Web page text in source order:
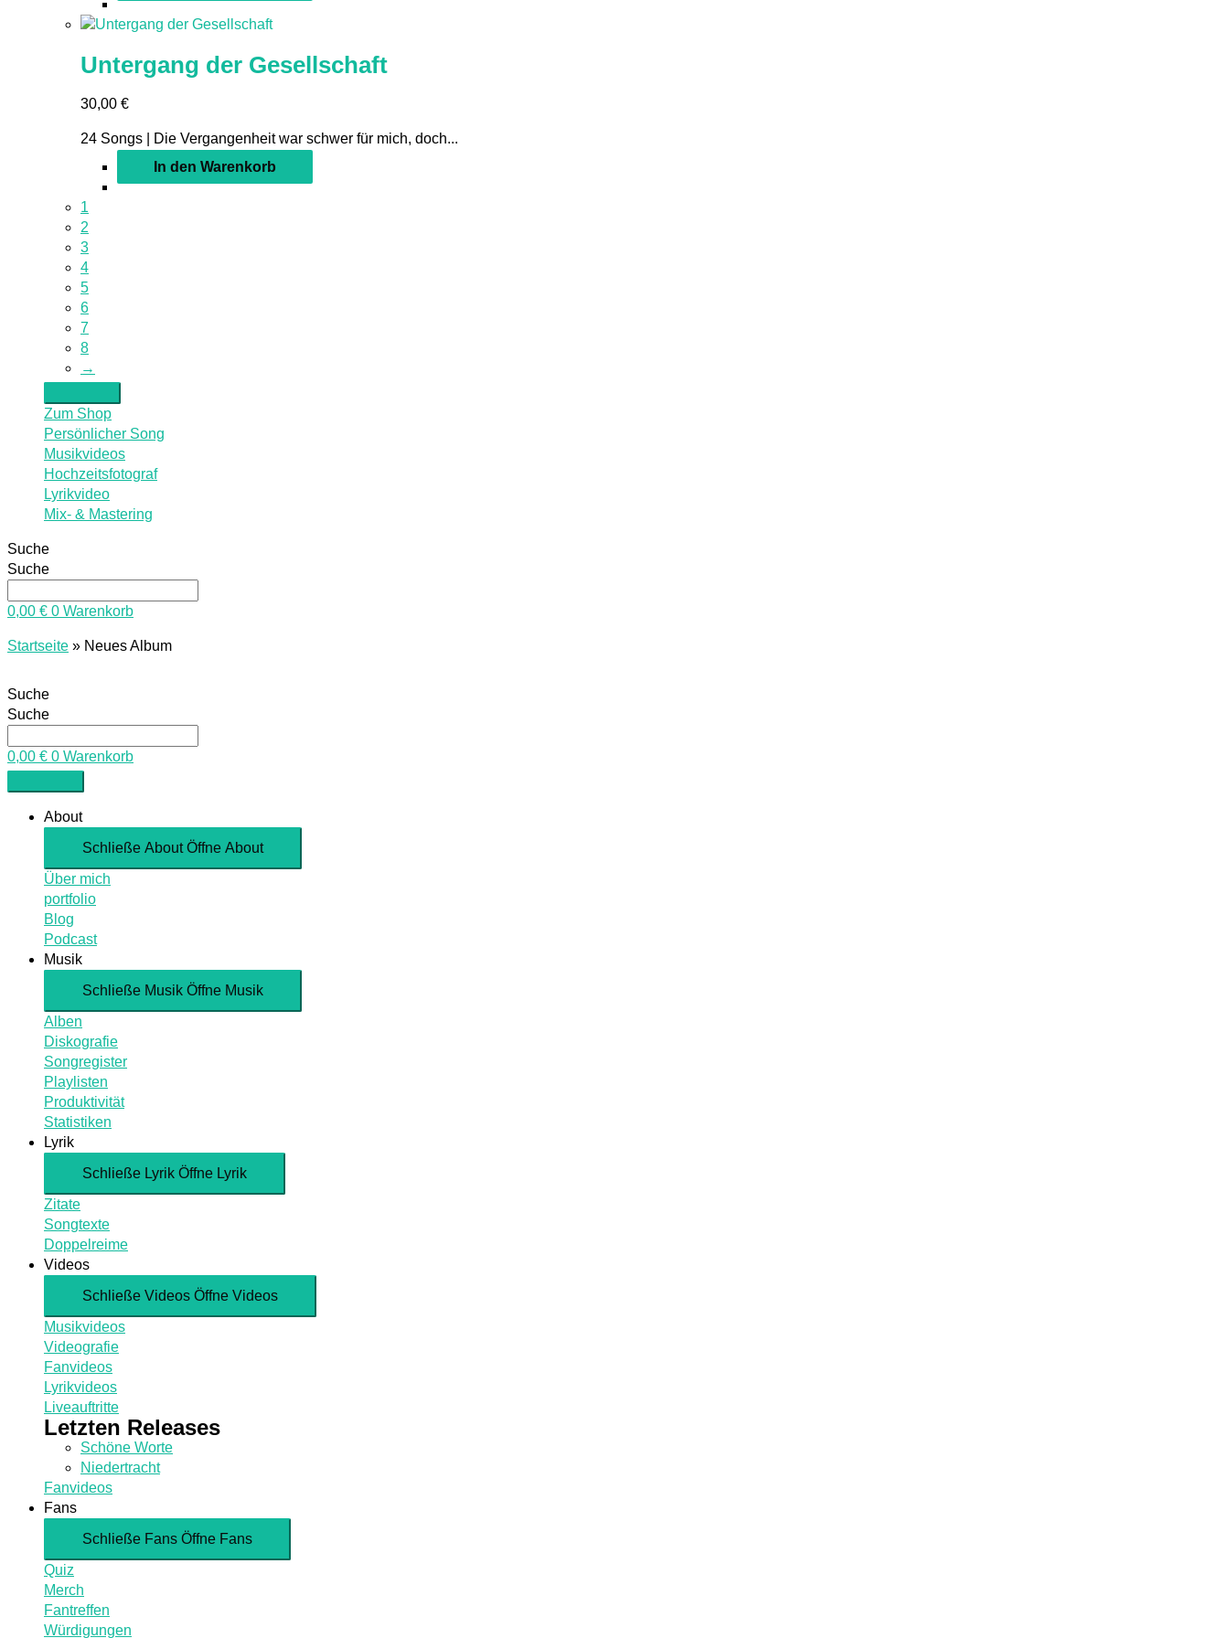
Untergang der Gesellschaft
30,00 €
24 Songs | Die Vergangenheit war schwer für mich, doch...
In den Warenkorb
1
2
3
4
5
6
7
8
→
Zum Shop
Persönlicher Song
Musikvideos
Hochzeitsfotograf
Lyrikvideo
Mix- & Mastering
Suche
Suche
0,00 € 0 Warenkorb
Startseite » Neues Album
Suche
Suche
0,00 € 0 Warenkorb
About
Schließe About Öffne About
Über mich
portfolio
Blog
Podcast
Musik
Schließe Musik Öffne Musik
Alben
Diskografie
Songregister
Playlisten
Produktivität
Statistiken
Lyrik
Schließe Lyrik Öffne Lyrik
Zitate
Songtexte
Doppelreime
Videos
Schließe Videos Öffne Videos
Musikvideos
Videografie
Fanvideos
Lyrikvideos
Liveauftritte
Letzten Releases
Schöne Worte
Niedertracht
Fanvideos
Fans
Schließe Fans Öffne Fans
Quiz
Merch
Fantreffen
Würdigungen